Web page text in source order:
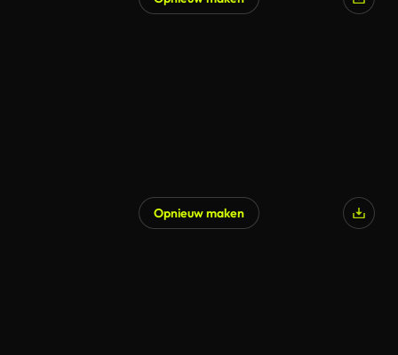
Opnieuw maken